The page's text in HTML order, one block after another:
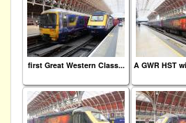
first Great Western Class... A GWR HST